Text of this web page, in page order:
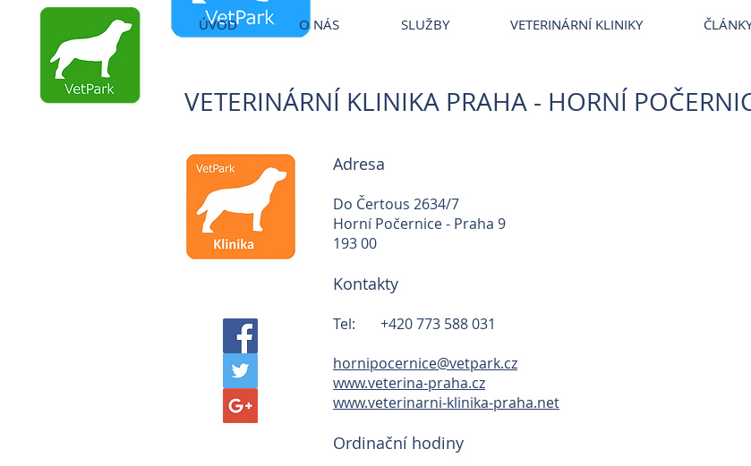
VETERINÁRNÍ ORDINACE
STARÁ BOLESLAV
ÚVOD O NÁS SLUŽBY VETERINÁRNÍ KLINIKY
VETERINÁRNÍ KLINIKA PRAHA - HORNÍ
Adresa
Do Čertous 2634/7
Horní Počernice - Praha 9
193 00
Kontakty
Tel: +420 773 588 031
hornipocernice@vetpark.cz
www.veterina-praha.cz
www.veterinarni-klinika-praha.net
Ordinační hodiny